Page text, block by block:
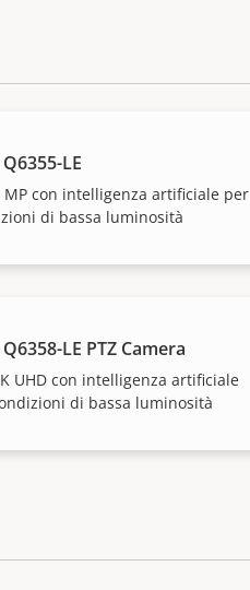
LE
MP con intelligenza artificiale per
di bassa luminosità
LE PTZ Camera
UHD con intelligenza artificiale
di bassa luminosità